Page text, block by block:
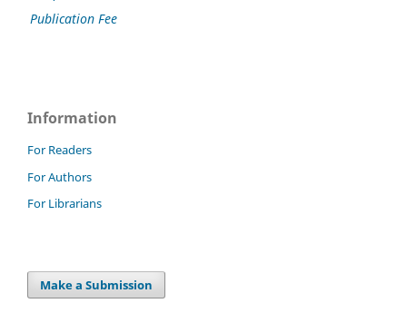
Publication Fee
Information
For Readers
For Authors
For Librarians
Make a Submission